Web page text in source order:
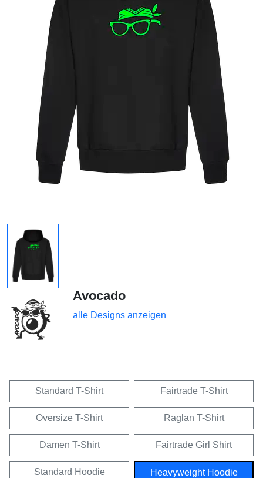
Avocado
alle Designs anzeigen
Standard T-Shirt Fairtrade T-Shirt
Oversize T-Shirt Raglan T-Shirt
Damen T-Shirt Fairtrade Girl Shirt
Standard Hoodie Heavyweight Hoodie